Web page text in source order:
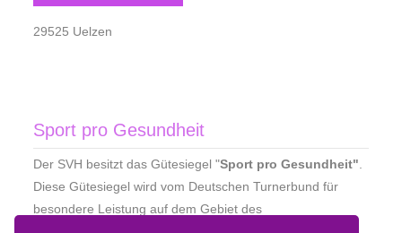
29525 Uelzen
Sport pro Gesundheit
Der SVH besitzt das Gütesiegel "Sport pro Gesundheit"
Diese Gütesiegel wird vom Deutschen Turnerbund für
besondere Leistung auf dem Gebiet des